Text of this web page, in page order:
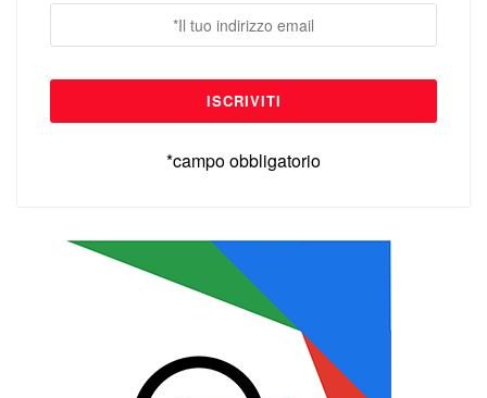
*campo obbligatorio